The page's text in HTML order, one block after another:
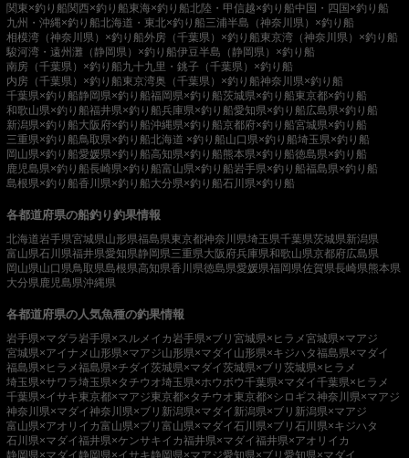
関東×釣り船関西×釣り船東海×釣り船北陸・甲信越×釣り船中国・四国×釣り船
九州・沖縄×釣り船北海道・東北×釣り船三浦半島（神奈川県）×釣り船
相模湾（神奈川県）×釣り船外房（千葉県）×釣り船東京湾（神奈川県）×釣り船
駿河湾・遠州灘（静岡県）×釣り船伊豆半島（静岡県）×釣り船
南房（千葉県）×釣り船九十九里・銚子（千葉県）×釣り船
内房（千葉県）×釣り船東京湾奥（千葉県）×釣り船神奈川県×釣り船
千葉県×釣り船静岡県×釣り船福岡県×釣り船茨城県×釣り船東京都×釣り船
和歌山県×釣り船福井県×釣り船兵庫県×釣り船愛知県×釣り船広島県×釣り船
新潟県×釣り船大阪府×釣り船沖縄県×釣り船京都府×釣り船宮城県×釣り船
三重県×釣り船鳥取県×釣り船北海道 ×釣り船山口県×釣り船埼玉県×釣り船
岡山県×釣り船愛媛県×釣り船高知県×釣り船熊本県×釣り船徳島県×釣り船
鹿児島県×釣り船長崎県×釣り船富山県×釣り船岩手県×釣り船福島県×釣り船
島根県×釣り船香川県×釣り船大分県×釣り船石川県×釣り船
各都道府県の船釣り釣果情報
北海道岩手県宮城県山形県福島県東京都神奈川県埼玉県千葉県茨城県新潟県
富山県石川県福井県愛知県静岡県三重県大阪府兵庫県和歌山県京都府広島県
岡山県山口県鳥取県島根県高知県香川県徳島県愛媛県福岡県佐賀県長崎県熊本県
大分県 鹿児島県沖縄県
各都道府県の人気魚種の釣果情報
岩手県×マダラ 岩手県×スルメイカ 岩手県×ブリ 宮城県×ヒラメ宮城県×マアジ
宮城県×アイナメ 山形県×マアジ山形県×マダイ 山形県×キジハタ福島県×マダイ
福島県×ヒラメ福島県×チダイ茨城県×マダイ茨城県×ブリ 茨城県×ヒラメ
埼玉県×サワラ埼玉県×タチウオ埼玉県×ホウボウ千葉県×マダイ千葉県×ヒラメ
千葉県×イサキ東京都×マアジ東京都×タチウオ東京都×シロギス神奈川県×マアジ
神奈川県×マダイ神奈川県×ブリ 新潟県×マダイ 新潟県×ブリ 新潟県×マアジ
富山県×アオリイカ富山県×ブリ 富山県×マダイ石川県×ブリ 石川県×キジハタ
石川県×マダイ福井県×ケンサキイカ福井県×マダイ福井県×アオリイカ
静岡県×マダイ静岡県×イサキ静岡県×マアジ愛知県×ブリ 愛知県×マダイ